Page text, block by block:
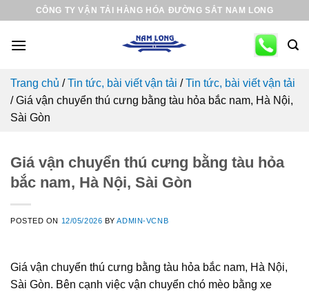
content
CÔNG TY VẬN TẢI HÀNG HÓA ĐƯỜNG SẮT NAM LONG
Trang chủ /Tin tức, bài viết vận tải /Tin tức, bài viết vận tải
/Giá vận chuyển thú cưng bằng tàu hỏa bắc nam, Hà Nội,
Sài Gòn
Giá vận chuyển thú cưng bằng tàu hỏa
bắc nam, Hà Nội, Sài Gòn
POSTED ON 12/05/2026 BYADMIN-VCNB
Giá vận chuyển thú cưng bằng tàu hỏa bắc nam, Hà Nội,
Sài Gòn. Bên cạnh việc vận chuyển chó mèo bằng xe